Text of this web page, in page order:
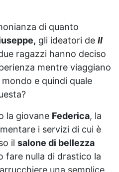
di quanto
gli ideatori de Il
ragazzi hanno deciso
mentre viaggiano
e quindi quale
la giovane Federica, la
i servizi di cui è
il salone di bellezza
fare nulla di drastico la
una semplice